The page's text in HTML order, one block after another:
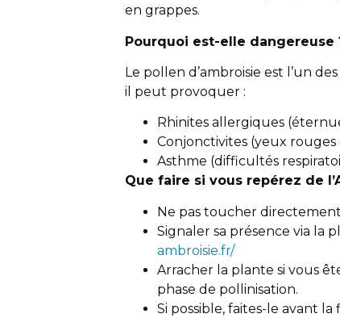
en grappes.
Pourquoi est-elle dangereuse
Le pollen d’ambroisie est l’un
il peut provoquer :
Rhinites allergiques
Conjonctivites (yeux
Asthme (difficultés
Que faire si vous repérez de
Ne pas toucher
Signaler sa présence via la
ambroisie.fr/
Arracher la plante si vous
phase de pollinisation.
Si possible, faites-le avant